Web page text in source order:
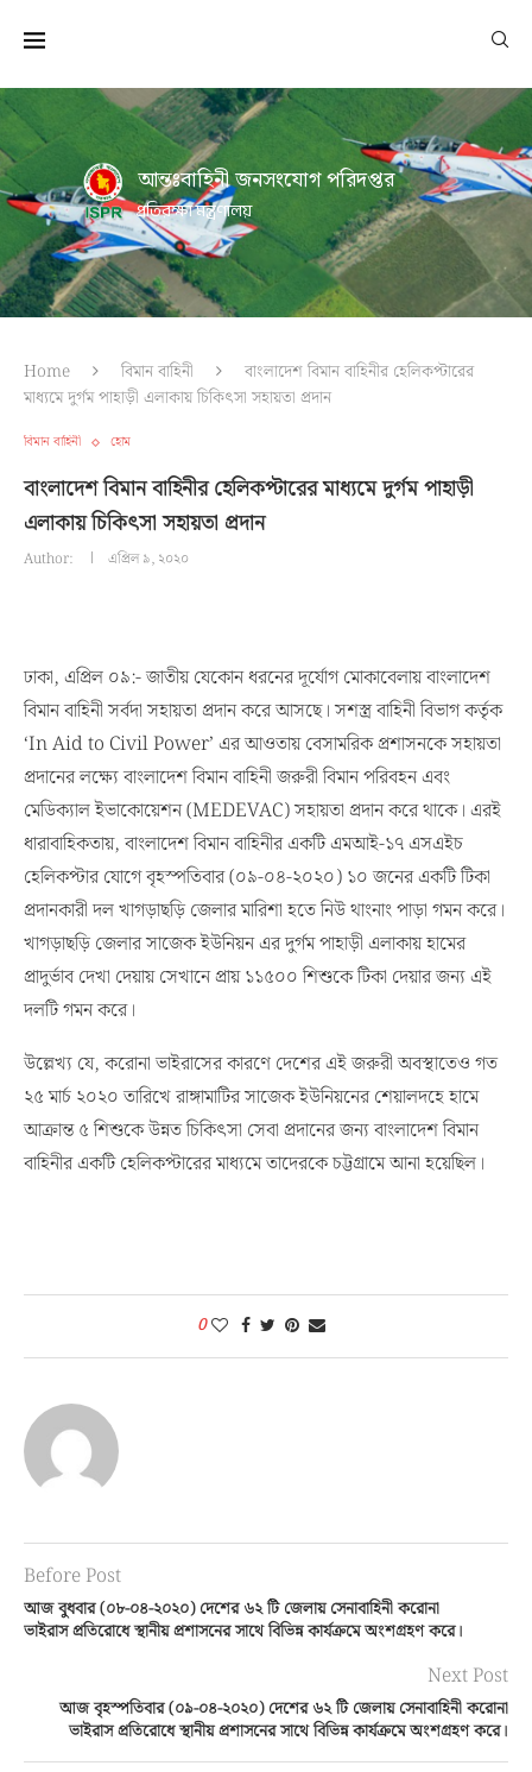
আন্তঃবাহিনী জনসংযোগ পরিদপ্তর
প্রতিরক্ষা মন্ত্রণালয়
Home বিমান বাহিনী
বাংলাদেশ বিমান বাহিনীর হেলিকপ্টারের
মাধ্যমে দুর্গম পাহাড়ী এলাকায় চিকিৎসা সহায়তা প্রদান
বিমান বাহিনী হোম
বাংলাদেশ বিমান বাহিনীর হেলিকপ্টারের মাধ্যমে দুর্গম পাহাড়ী
এলাকায় চিকিৎসা সহায়তা প্রদান
Author: এপ্রিল ৯, ২০২০
ঢাকা, এপ্রিল ০৯:- জাতীয় যেকোন ধরনের দূর্যোগ মোকাবেলায় বাংলাদেশ
বিমান বাহিনী সর্বদা সহায়তা প্রদান করে আসছে। সশস্ত্র বাহিনী বিভাগ কর্তৃক
‘In Aid to Civil Power’ এর আওতায় বেসামরিক প্রশাসনকে সহায়তা
প্রদানের লক্ষ্যে বাংলাদেশ বিমান বাহিনী জরুরী বিমান পরিবহন এবং
মেডিক্যাল ইভাকোয়েশন (MEDEVAC) সহায়তা প্রদান করে থাকে। এরই
ধারাবাহিকতায়, বাংলাদেশ বিমান বাহিনীর একটি এমআই-১৭ এসএইচ
হেলিকপ্টার যোগে বৃহস্পতিবার (০৯-০৪-২০২০) ১০ জনের একটি টিকা
প্রদানকারী দল খাগড়াছড়ি জেলার মারিশা হতে নিউ থাংনাং পাড়া গমন করে।
খাগড়াছড়ি জেলার সাজেক ইউনিয়ন এর দুর্গম পাহাড়ী এলাকায় হামের
প্রাদুর্ভাব দেখা দেয়ায় সেখানে প্রায় ১১৫০০ শিশুকে টিকা দেয়ার জন্য এই
দলটি গমন করে।
উল্লেখ্য যে, করোনা ভাইরাসের কারণে দেশের এই জরুরী অবস্থাতেও গত
২৫ মার্চ ২০২০ তারিখে রাঙ্গামাটির সাজেক ইউনিয়নের শেয়ালদহে হামে
আক্রান্ত ৫ শিশুকে উন্নত চিকিৎসা সেবা প্রদানের জন্য বাংলাদেশ বিমান
বাহিনীর একটি হেলিকপ্টারের মাধ্যমে তাদেরকে চট্টগ্রামে আনা হয়েছিল।
0
Before Post
আজ বুধবার (০৮-০৪-২০২০) দেশের ৬২ টি জেলায় সেনাবাহিনী করোনা
ভাইরাস প্রতিরোধে স্থানীয় প্রশাসনের সাথে বিভিন্ন কার্যক্রমে অংশগ্রহণ করে।
Next Post
আজ বৃহস্পতিবার (০৯-০৪-২০২০) দেশের ৬২ টি জেলায় সেনাবাহিনী করোনা
ভাইরাস প্রতিরোধে স্থানীয় প্রশাসনের সাথে বিভিন্ন কার্যক্রমে অংশগ্রহণ করে।